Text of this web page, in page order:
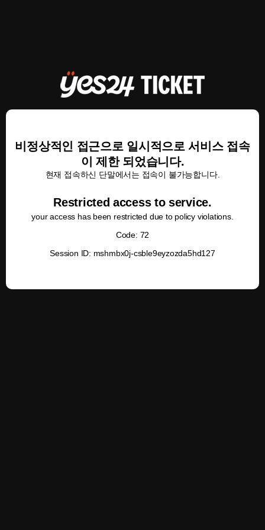
비정상적인 접근으로 일시적으로 서비스 접속
이 제한 되었습니다.
현재 접속하신 단말에서는 접속이 불가능합니다.
Restricted access to service.
your access has been restricted due to policy violations.
Code: 72
Session ID: mshmbx0j-csble9eyzozda5hd127